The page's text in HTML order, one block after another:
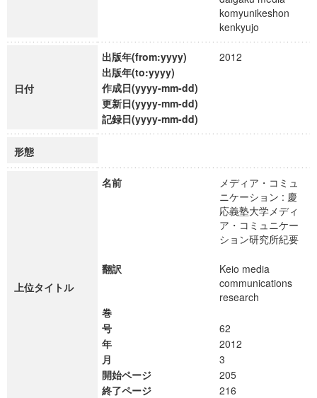
komyunikeshon
kenkyujo
日付
出版年(from:yyyy)
2012
出版年(to:yyyy)
作成日(yyyy-mm-dd)
更新日(yyyy-mm-dd)
記録日(yyyy-mm-dd)
形態
上位タイトル
名前
メディア・コミュ
ニケーション : 慶
応義塾大学メディ
ア・コミュニケー
ション研究所紀要
翻訳
Keio media
communications
research
巻
号
62
年
2012
月
3
開始ページ
205
終了ページ
216